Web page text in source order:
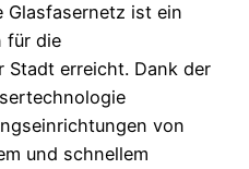
Glasfasernetz ist ein
für die
Stadt erreicht. Dank der
von
und schnellem